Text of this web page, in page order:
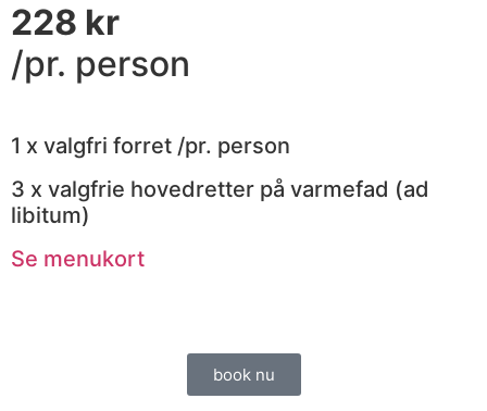
228 kr
/pr. person
1 x valgfri forret /pr. person
3 x valgfrie hovedretter på varmefad (ad
libitum)​
Se menukort
book nu